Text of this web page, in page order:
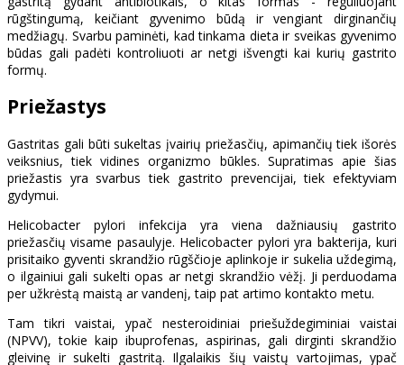
rūgštingumą, keičiant gyvenimo būdą ir vengiant dirginančių
medžiagų. Svarbu paminėti, kad tinkama dieta ir sveikas gyvenimo
būdas gali padėti kontroliuoti ar netgi išvengti kai kurių gastrito
formų.
Priežastys
Gastritas gali būti sukeltas įvairių priežasčių, apimančių tiek išorės
veiksnius, tiek vidines organizmo būkles. Supratimas apie šias
priežastis yra svarbus tiek gastrito prevencijai, tiek efektyviam
gydymui.
Helicobacter pylori infekcija yra viena dažniausių gastrito
priežasčių visame pasaulyje. Helicobacter pylori yra bakterija, kuri
prisitaiko gyventi skrandžio rūgščioje aplinkoje ir sukelia uždegimą,
o ilgainiui gali sukelti opas ar netgi skrandžio vėžį. Ji perduodama
per užkrėstą maistą ar vandenį, taip pat artimo kontakto metu.
Tam tikri vaistai, ypač nesteroidiniai priešuždegiminiai vaistai
(NPVV), tokie kaip ibuprofenas, aspirinas, gali dirginti skrandžio
gleivinę ir sukelti gastritą. Ilgalaikis šių vaistų vartojimas, ypač